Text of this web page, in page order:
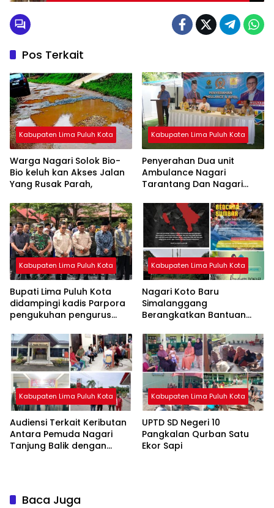
Pos Terkait
Kabupaten Lima Puluh Kota
Warga Nagari Solok Bio-
Bio keluh kan Akses Jalan
Yang Rusak Parah,
Kabupaten Lima Puluh Kota
Penyerahan Dua unit
Ambulance Nagari
Tarantang Dan Nagari
RI Dan DPRD Lima Puluh
Kota.Fraksi Demokrat.
Kabupaten Lima Puluh Kota
Bupati Lima Puluh Kota
didampingi kadis Parpora
pengukuhan pengurus
2030
Kabupaten Lima Puluh Kota
Nagari Koto Baru
Simalanggang
Berangkatkan Bantuan
Alam Di Sumbar
Kabupaten Lima Puluh Kota
Audiensi Terkait Keributan
Antara Pemuda Nagari
Tanjung Balik dengan
Kabupaten Lima Puluh Kota
UPTD SD Negeri 10
Pangkalan Qurban Satu
Ekor Sapi
Baca Juga